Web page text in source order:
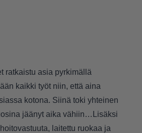
ratkaistu asia pyrkimällä
kaikki työt niin, että aina
kotona. Siinä toki yhteinen
jäänyt aika vähiin…Lisäksi
laitettu ruokaa ja